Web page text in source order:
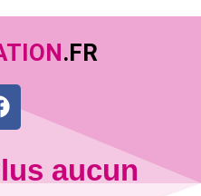
.FR
aucun